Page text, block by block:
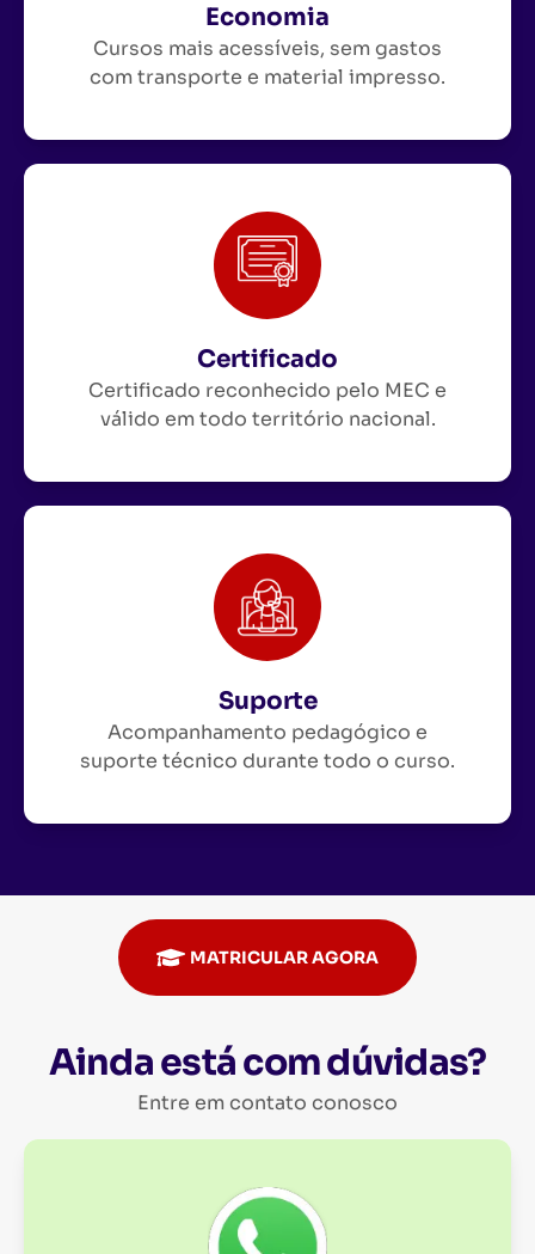
Economia
Cursos mais acessíveis, sem gastos
com transporte e material impresso.
Certificado
Certificado reconhecido pelo MEC e
válido em todo território nacional.
Suporte
Acompanhamento pedagógico e
suporte técnico durante todo o curso.
MATRICULAR AGORA
Ainda está com dúvidas?
Entre em contato conosco